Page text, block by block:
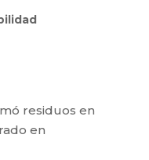
residuos en
en